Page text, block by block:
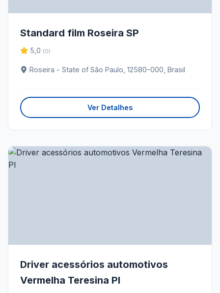
Standard film Roseira SP
5,0 (0)
Roseira - State of São Paulo, 12580-000, Brasil
Ver Detalhes
Driver acessórios automotivos
Vermelha Teresina PI